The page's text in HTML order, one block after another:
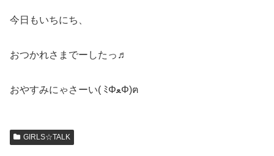
今日もいちにち、
おつかれさまでーしたっ♬
おやすみにゃさーい( ﾐΦﻌΦ)ฅ
GIRLS☆TALK